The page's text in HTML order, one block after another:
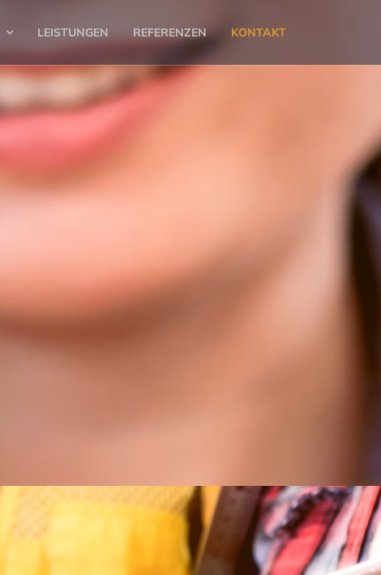
LEISTUNGEN REFERENZEN KONTAKT